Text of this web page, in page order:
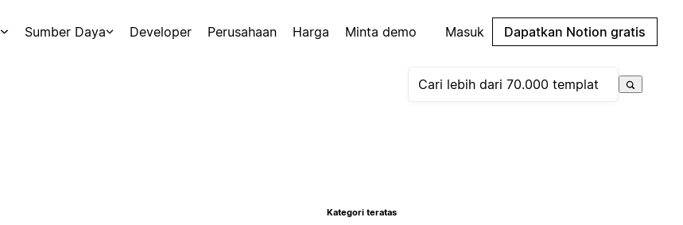
Sumber Daya Developer Perusahaan Harga Minta demo Masuk Dapatkan Notion gratis
Kategori teratas